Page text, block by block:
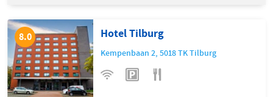
8.0 Hotel Tilburg
Kempenbaan 2,5018 TKTilburg